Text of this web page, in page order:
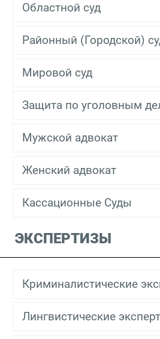
Областной суд
Районный (Городской)
Мировой суд
Защита по уголовным
Мужской адвокат
Женский адвокат
Кассационные Суды
ЭКСПЕРТИЗЫ
Криминалистические
Лингвистические